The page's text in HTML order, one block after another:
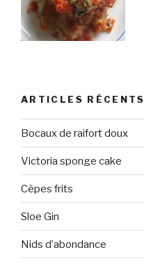
ARTICLES RÉCENTS
Bocaux de raifort doux
Victoria sponge cake
Cèpes frits
Sloe Gin
Nids d’abondance